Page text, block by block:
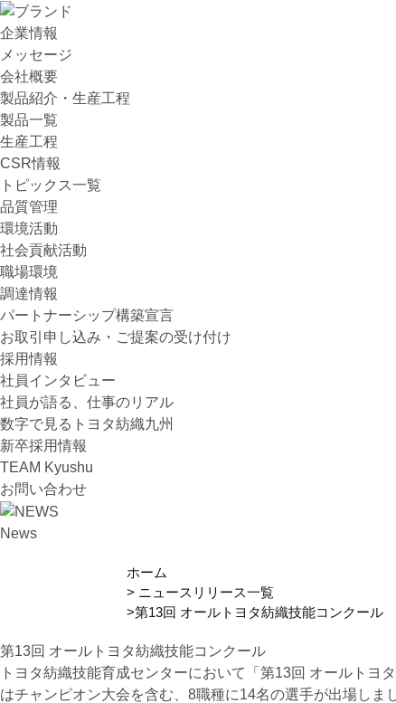
企業情報
メッセージ
会社概要
製品紹介・生産工程
製品一覧
生産工程
CSR情報
トピックス一覧
品質管理
環境活動
社会貢献活動
職場環境
調達情報
パートナーシップ構築宣言
お取引申し込み・ご提案の受け付け
採用情報
社員インタビュー
社員が語る、仕事のリアル
数字で見るトヨタ紡織九州
新卒採用情報
TEAM Kyushu
お問い合わせ
News
ホーム
ニュースリリース一覧
第13回 オールトヨタ紡織技能コンクール
第13回 オールトヨタ紡織技能コンクール
トヨタ紡織技能育成センターにおいて「第13回 オールト
はチャンピオン大会を含む、8職種に14名の選手が出場し